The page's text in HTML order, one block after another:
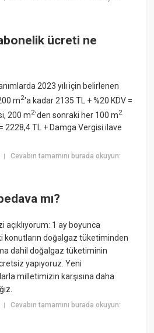
ücreti ne
2023 yılı için belirlenen
m2'a kadar 2135 TL + %20 KDV =
200 m2'den sonraki her 100 m2
2228,4 TL + Damga Vergisi ilave
|Cevabın tamamını burada okuyun:
mı?
1 ay boyunca
konutların doğalgaz tüketiminden
dahil doğalgaz tüketiminin
yapıyoruz. Yeni
milletimizin karşısına daha
|Cevabın tamamını burada okuyun: